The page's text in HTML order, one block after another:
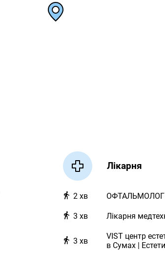
Лікарня
2хв
3 хв Лікарня
3 хв
VIST центр
в Сумах |